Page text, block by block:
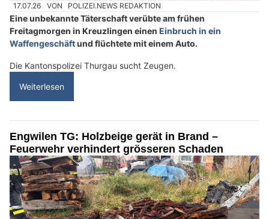
17.07.26 VON POLIZEI.NEWS REDAKTION
Eine unbekannte Täterschaft verübte am frühen
Freitagmorgen in Kreuzlingen einen Einbruch in ein
Waffengeschäftund flüchtete mit einem Auto.
Die Kantonspolizei Thurgau sucht Zeugen.
Weiterlesen
Engwilen TG: Holzbeige gerät in Brand –
Feuerwehr verhindert grösseren Schaden